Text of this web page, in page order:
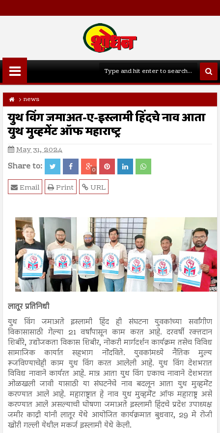
news
युथ विंग जमाअत-ए-इस्लामी हिंदचे नाव आता
युथ मुव्हमेंट ऑफ महाराष्ट्र
May 31, 2024
Share to: 0
URL
Print
Email
लातूर प्रतिनिधी
युथ विंग जमाअते इस्लामी हिंद ही संघटना युवकांच्या सर्वांगीण
विकासासाठी गेल्या 21 वर्षांपासून काम करत आहे. दरवर्षी रक्तदान
शिबीरे, उद्योजकता विकास शिबीर, नोकरी मार्गदर्शन कार्यक्रम तसेच विविध
सामाजिक कार्यात सहभाग नोंदविते. युवकांमध्ये नैतिक मुल्य
रूजविण्याचेही काम युथ विंग करत आलेली आहे. युथ विंग देशभरात
विविध नावाने कार्यरत आहे. मात्र आता युथ विंग एकाच नावाने देशभरात
ओळखली जावी यासाठी या संघटनेचे नाव बदलून आता युथ मुव्हमेंट
करण्यात आले आहे. महाराष्ट्रात हे नाव युथ मुव्हमेंट ऑफ महाराष्ट्र असे
करण्यात आले असल्याची घोषणा जमाअते इस्लामी हिंदचे प्रदेश उपाध्यक्ष
जमीर काद्री यांनी लातूर येथे आयोजित कार्यक्रमात बुधवार, 29 मे रोजी
खोरी गल्ली येथील मकर्ज इस्लामी येथे केली.